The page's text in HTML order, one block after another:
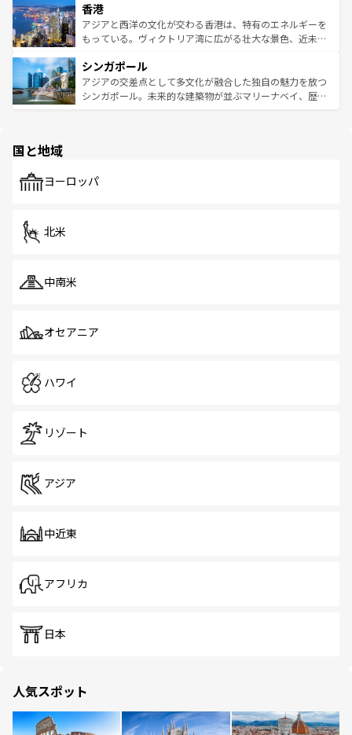
とつ。フォーやバインミー、ベトナムコーヒーなどは、ぜ
ひ現地で味わいたい。どの地域を訪れてもあたたかい人々
が旅行者を迎えてくれるので、きっと忘れられない旅にな
参照してほしい。
の活気が交差している。北部ではチェンマイなどの山岳地
帯で自然と触れ合い、南部ではプーケットやクラビの美し
いビーチでリゾート気分を楽しむことができる。タイ料理
激する。気候は一年中温暖で、どの季節にも異なる楽しみ
が待っている。親しみやすいタイの人々、仏教を中心とし
た文化、そして多様な観光資源が、訪れる旅人を魅了し続
香港
アジアと西洋の文化が交わる香港は、特有のエネルギーを
もっている。ヴィクトリア湾に広がる壮大な景色、近未来
み、どこを訪れても感動するはず。観光スポットが密集し
ており、効率よく見どころを回れるのも魅力。息をのむよ
うな絶景から文化的な体験まで、香港を存分に楽しみ尽く
シンガポール
アジアの交差点として多文化が融合した独自の魅力を放つ
シンガポール。未来的な建築物が並ぶマリーナベイ、歴史
で、ホーカーズは地元の風情を楽しめる外せないスポット
国と地域
ヨーロッパ
北米
中南米
オセアニア
ハワイ
リゾート
アジア
中近東
アフリカ
日本
人気スポット